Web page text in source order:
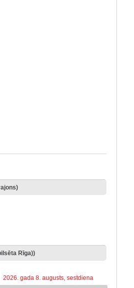
2026. gada 8. augusts, sestdiena